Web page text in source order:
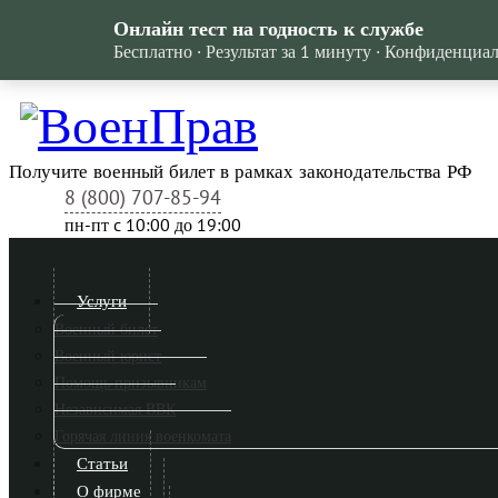
Получите военный билет в рамках законодательства РФ
8 (800) 707-85-94
пн-пт c 10:00 до 19:00
Услуги
Военный билет
Военный юрист
Помощь призывникам
Независимая ВВК
Горячая линия военкомата
Статьи
О фирме
Онлайн тест на годность к службе
Бесплатно · Результат за 1 минуту ·